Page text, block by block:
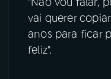
vai querer
anos para ficar
feliz".